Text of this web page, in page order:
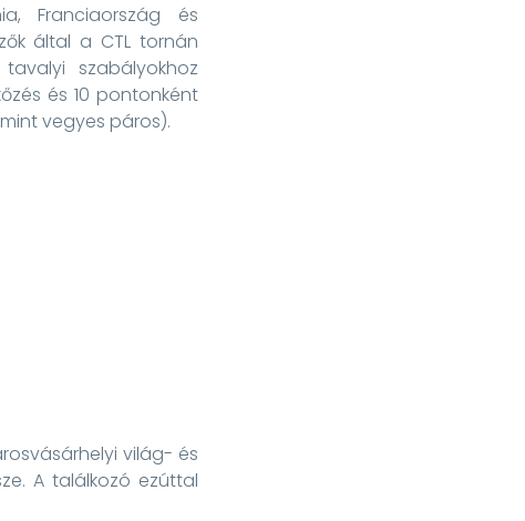
Franciaország és
által a CTL tornán
szabályokhoz
és 10 pontonként
vegyes páros).
világ- és
A találkozó ezúttal